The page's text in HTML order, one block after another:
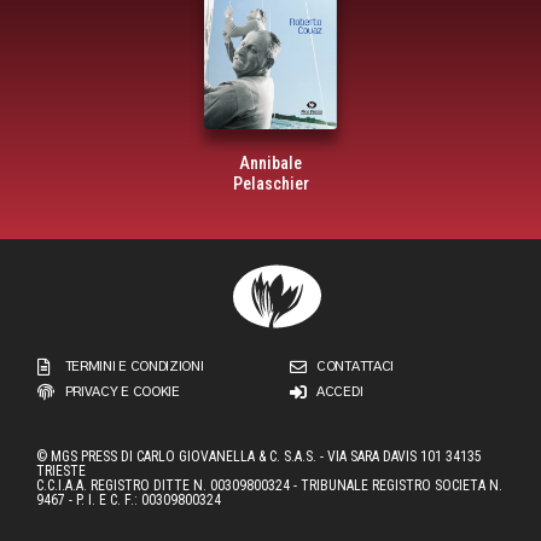
Annibale
Pelaschier
TERMINI E CONDIZIONI
PRIVACY E COOKIE
CONTATTACI
ACCEDI
© MGS PRESS DI CARLO GIOVANELLA & C. S.A.S. - VIA SARA DAVIS 101 34135
TRIESTE
C.C.I.A.A. REGISTRO DITTE N. 00309800324 - TRIBUNALE REGISTRO SOCIETA N.
9467 - P. I. E C. F.: 00309800324